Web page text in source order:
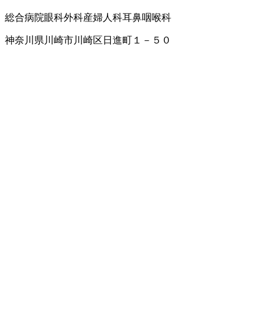
総合病院眼科外科産婦人科耳鼻咽喉科
神奈川県川崎市川崎区日進町１－５０